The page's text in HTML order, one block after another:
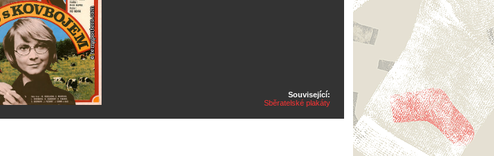
Související:
Sběratelské plakáty